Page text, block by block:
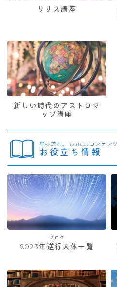
リリス講座
新しい時代のアストロマ
ップ講座
星の流れ、Youtubeコンテンツ
お役立ち情報
ブログ
2023年逆行天体一覧